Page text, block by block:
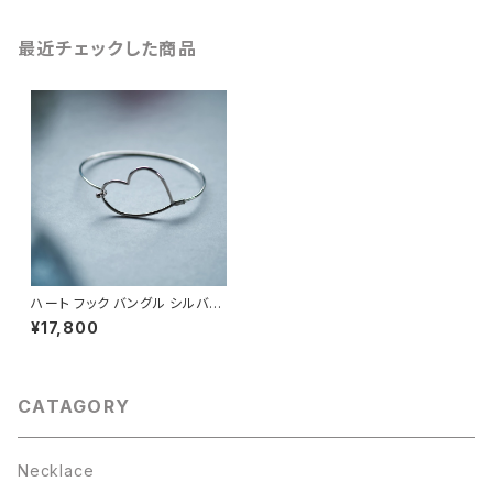
最近チェックした商品
ハート フック バングル シルバー
925
¥17,800
CATAGORY
Necklace